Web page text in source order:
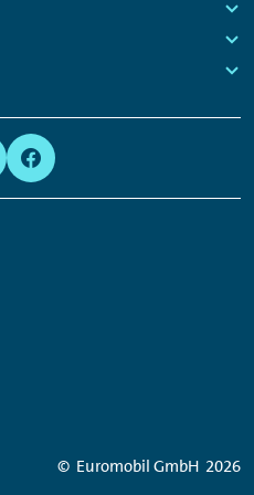
© Euromobil GmbH 2026